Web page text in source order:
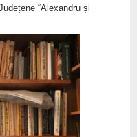
“Alexandru și